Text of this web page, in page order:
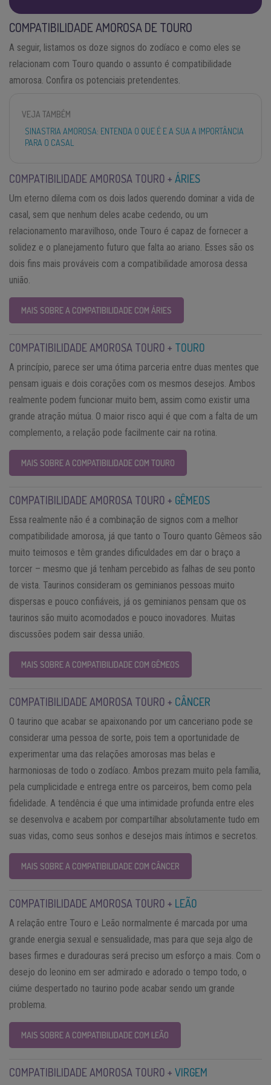
COMPATIBILIDADE AMOROSA DE TOURO
A seguir, listamos os doze signos do zodíaco e como eles se
relacionam com Touro quando o assunto é compatibilidade
amorosa. Confira os potenciais pretendentes.
VEJA TAMBÉM
SINASTRIA AMOROSA: ENTENDA O QUE É E A SUA A IMPORTÂNCIA
PARA O CASAL
COMPATIBILIDADE AMOROSA TOURO + ÁRIES
Um eterno dilema com os dois lados querendo dominar a vida de
casal, sem que nenhum deles acabe cedendo, ou um
relacionamento maravilhoso, onde Touro é capaz de fornecer a
solidez e o planejamento futuro que falta ao ariano. Esses são os
dois fins mais prováveis com a compatibilidade amorosa dessa
união.
MAIS SOBRE A COMPATIBILIDADE COM ÁRIES
COMPATIBILIDADE AMOROSA TOURO + TOURO
A princípio, parece ser uma ótima parceria entre duas mentes que
pensam iguais e dois corações com os mesmos desejos. Ambos
realmente podem funcionar muito bem, assim como existir uma
grande atração mútua. O maior risco aqui é que com a falta de um
complemento, a relação pode facilmente cair na rotina.
MAIS SOBRE A COMPATIBILIDADE COM TOURO
COMPATIBILIDADE AMOROSA TOURO + GÊMEOS
Essa realmente não é a combinação de signos com a melhor
compatibilidade amorosa, já que tanto o Touro quanto Gêmeos são
muito teimosos e têm grandes dificuldades em dar o braço a
torcer – mesmo que já tenham percebido as falhas de seu ponto
de vista. Taurinos consideram os geminianos pessoas muito
dispersas e pouco confiáveis, já os geminianos pensam que os
taurinos são muito acomodados e pouco inovadores. Muitas
discussões podem sair dessa união.
MAIS SOBRE A COMPATIBILIDADE COM GÊMEOS
COMPATIBILIDADE AMOROSA TOURO + CÂNCER
O taurino que acabar se apaixonando por um canceriano pode se
considerar uma pessoa de sorte, pois tem a oportunidade de
experimentar uma das relações amorosas mas belas e
harmoniosas de todo o zodíaco. Ambos prezam muito pela família,
pela cumplicidade e entrega entre os parceiros, bem como pela
fidelidade. A tendência é que uma intimidade profunda entre eles
se desenvolva e acabem por compartilhar absolutamente tudo em
suas vidas, como seus sonhos e desejos mais íntimos e secretos.
MAIS SOBRE A COMPATIBILIDADE COM CÂNCER
COMPATIBILIDADE AMOROSA TOURO + LEÃO
A relação entre Touro e Leão normalmente é marcada por uma
grande energia sexual e sensualidade, mas para que seja algo de
bases firmes e duradouras será preciso um esforço a mais. Com o
desejo do leonino em ser admirado e adorado o tempo todo, o
ciúme despertado no taurino pode acabar sendo um grande
problema.
MAIS SOBRE A COMPATIBILIDADE COM LEÃO
COMPATIBILIDADE AMOROSA TOURO + VIRGEM